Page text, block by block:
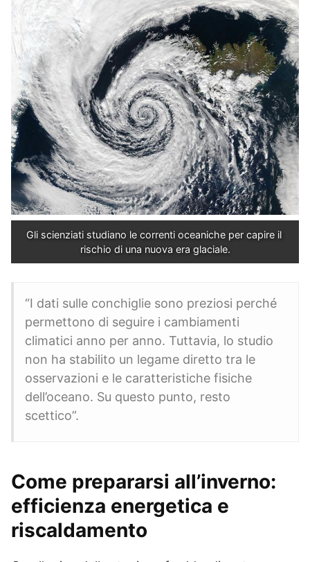
Gli scienziati studiano le correnti oceaniche per capire il
rischio di una nuova era glaciale.
“I dati sulle conchiglie sono preziosi perché
permettono di seguire i cambiamenti
climatici anno per anno. Tuttavia, lo studio
non ha stabilito un legame diretto tra le
osservazioni e le caratteristiche fisiche
dell’oceano. Su questo punto, resto
scettico”.
Come prepararsi all’inverno:
efficienza energetica e
riscaldamento